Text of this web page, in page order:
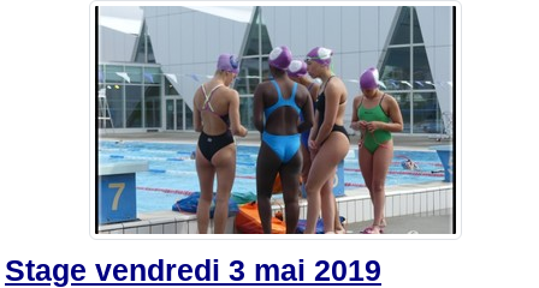
Stage vendredi 3 mai 2019